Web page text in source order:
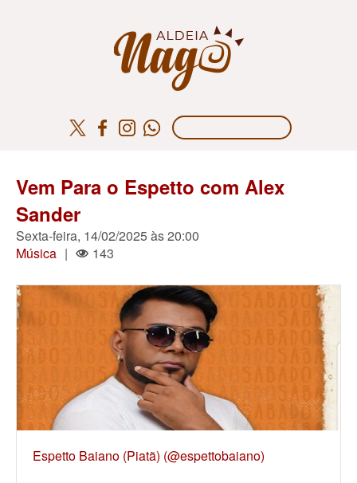
Vem Para o Espetto com Alex
Sander
Sexta-feira, 14/02/2025 às 20:00
Música | 143
Espetto Baiano (Piatã) (@espettobaiano)